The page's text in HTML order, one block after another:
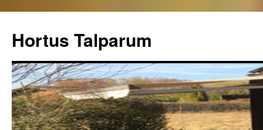
Hortus Talparum